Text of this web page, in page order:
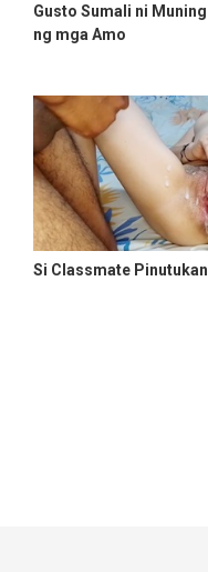
Gusto Sumali ni
ng mga Amo
Si Classmate